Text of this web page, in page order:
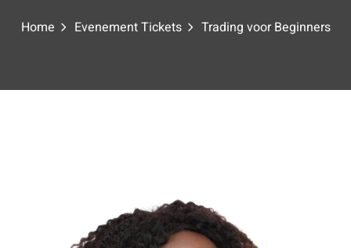
Home Evenement Tickets Trading voor Beginners